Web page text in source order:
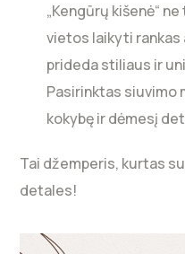
„Kengūrų kišenė“
vietos laikyti
prideda stiliaus ir
Pasirinktas siuvimo
kokybę ir dėmesį
Tai džemperis, kurtas
detales!